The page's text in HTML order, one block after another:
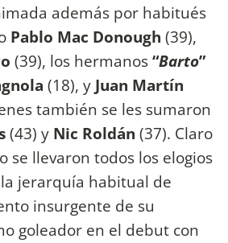
además por habitués
Pablo Mac Donough (39),
(39), los hermanos“Barto”
(18), y Juan Martín
también se les sumaron
(43) y Nic Roldán (37). Claro
se llevaron todos los elogios
jerarquía habitual de
insurgente de su
goleador en el debut con